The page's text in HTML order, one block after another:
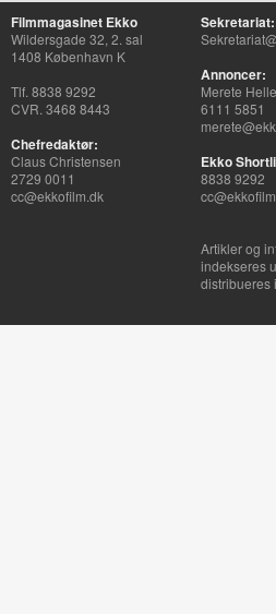
Filmmagasinet Ekko
Wildersgade 32, 2. sal
1408 København K
Tlf. 8838 9292
CVR. 3468 8443
Chefredaktør:
Claus Christensen
2729 0011
cc@ekkofilm.dk
Sekretariat:
Annoncer:
Merete
6111 5851
Ekko
8838 9292
Artikler og
indekseres
distribueres